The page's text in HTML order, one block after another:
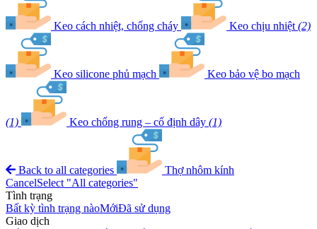
Keo cách nhiệt, chống cháy Keo chịu nhiệt (2)
Keo silicone phủ mạch Keo bảo vệ bo mạch
(1) Keo chống rung – cố định dây (1)
Back to all categories
Thợ nhôm kính
CancelSelect "All categories"
Tình trạng
Bất kỳ tình trạng nàoMớiĐã sử dụng
Giao dịch